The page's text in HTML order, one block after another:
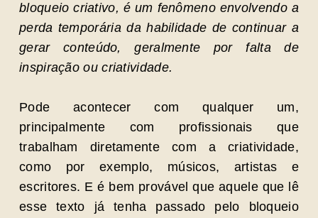
bloqueio criativo, é um fenômeno envolvendo a
perda temporária da habilidade de continuar a
gerar conteúdo, geralmente por falta de
inspiração ou criatividade.
Pode acontecer com qualquer um,
principalmente com profissionais que
trabalham diretamente com a criatividade,
como por exemplo, músicos, artistas e
escritores. E é bem provável que aquele que lê
esse texto já tenha passado pelo bloqueio